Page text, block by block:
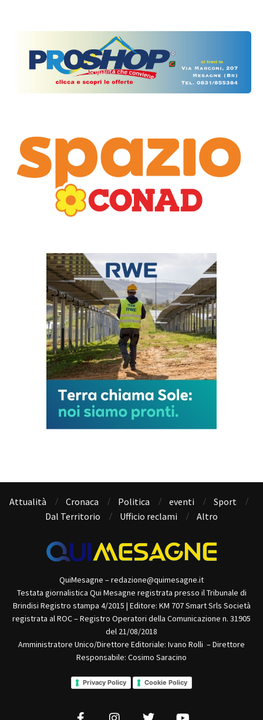
Attualità Cronaca Politica eventi
Sport
Dal Territorio
Ufficio reclami Altro
QuiMesagne – redazione@quimesagne.it
Testata giornalistica Qui Mesagne registrata presso il Tribunale di
Brindisi Registro stampa 4/2015 | Editore: KM 707 Smart Srls Società
registrata al ROC – Registro Operatori della Comunicazione n. 31905
del 21/08/2018
Amministratore Unico/Direttore Editoriale: Ivano Rolli – Direttore
Responsabile: Cosimo Saracino
Privacy Policy Cookie Policy